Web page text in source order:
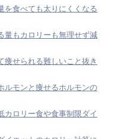
を食べても太りにくくなる
量もカロリーも無理せず減
痩せられる難しいこと抜き
ルモンと痩せるホルモンの
カロリー食や食事制限ダイ